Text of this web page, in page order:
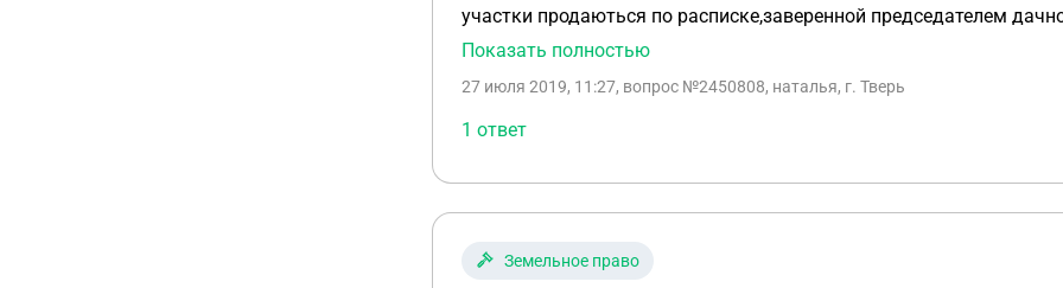
участки продаються по расписке,заверенной председателем
документально оформить на себя?заранее спасибо.
Показать полностью
27 июля 2019, 11:27, вопрос №2450808, наталья, г. Тверь
1 ответ
Земельное право